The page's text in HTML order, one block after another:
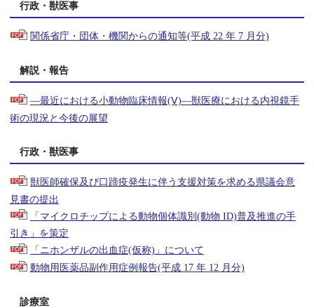
行政・獣医事
関係省庁・団体・機関からの通知等(平成 22 年 7 月分)
解説・報告
―最近における小動物臨床情報(Ⅴ)―獣医療における内視鏡手
術の現況と今後の展望
行政・獣医事
獣医師確保及び口蹄疫発生に伴う支援対策を求める県議会意
見書の提出
「マイクロチップによる動物個体識別(動物 ID)普及推進の手
引き」を策定
「ニホンザルの出血症(仮称)」について
動物用医薬品副作用症例報告(平成 17 年 12 月分)
診療室